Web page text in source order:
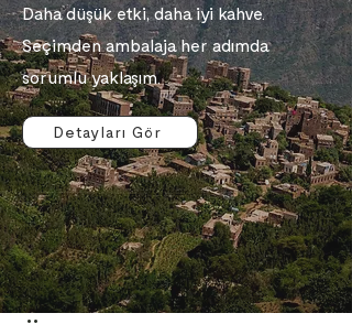
Daha düşük etki, daha iyi kahve.
Seçimden ambalaja her adımda
sorumlu yaklaşım.
Detayları Gör